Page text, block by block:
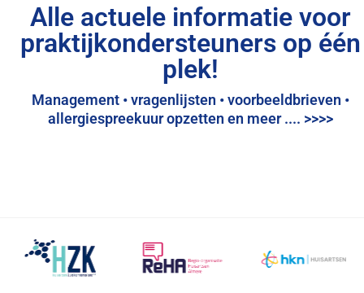
Alle actuele informatie voor
praktijkondersteuners op één
plek!
Management • vragenlijsten • voorbeeldbrieven •
allergiespreekuur opzetten en meer .... >>>>